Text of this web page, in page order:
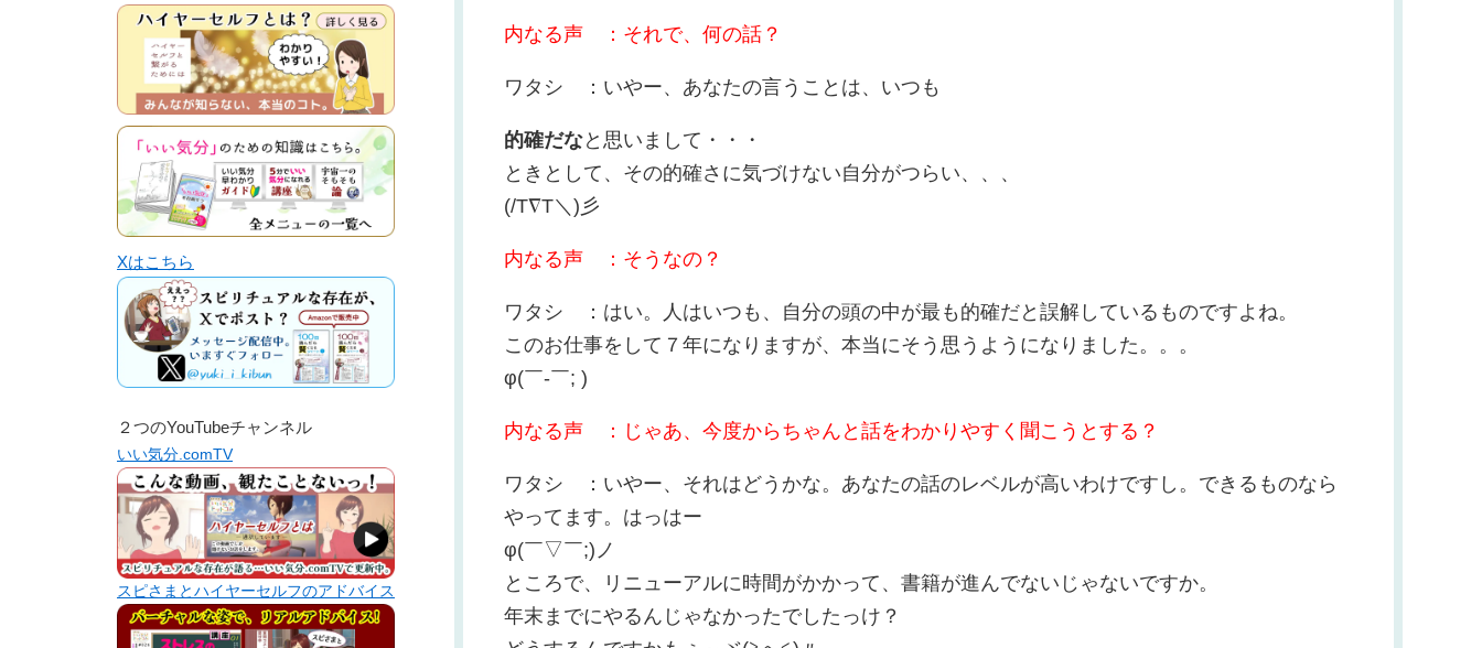
内なる声 ：それで、何の話？
ワタシ ：いやー、あなたの言うことは、いつも
的確だなと思いまして・・・
ときとして、その的確さに気づけない自分がつらい、、、
(/T∇T＼)彡
内なる声 ：そうなの？
ワタシ ：はい。人はいつも、自分の頭の中が最も的確だと誤解しているものですよね。
このお仕事をして７年になりますが、本当にそう思うようになりました。。。
φ(￣-￣; )
内なる声 ：じゃあ、今度からちゃんと話をわかりやすく聞こうとする？
ワタシ ：いやー、それはどうかな。あなたの話のレベルが高いわけですし。できるものなら
やってます。はっはー
φ(￣▽￣;)ノ
ところで、リニューアルに時間がかかって、書籍が進んでないじゃないですか。
年末までにやるんじゃなかったでしたっけ？